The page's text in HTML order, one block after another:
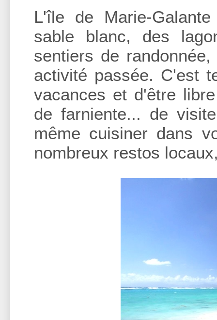
L'île de Marie-
sable blanc, des
sentiers de
activité passée. C'est
vacances et d'être
de farniente... de
même cuisiner dans
nombreux restos